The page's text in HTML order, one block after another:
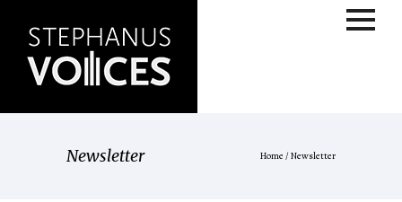
Newsletter Home /Newsletter